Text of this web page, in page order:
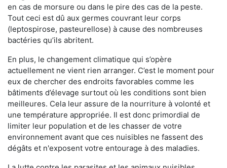
en cas de morsure ou dans le pire des cas de la peste.
Tout ceci est dû aux germes couvrant leur corps
(leptospirose, pasteurellose) à cause des nombreuses
bactéries qu’ils abritent.
En plus, le changement climatique qui s’opère
actuellement ne vient rien arranger. C’est le moment pour
eux de chercher des endroits favorables comme les
bâtiments d’élevage surtout où les conditions sont bien
meilleures. Cela leur assure de la nourriture à volonté et
une température appropriée. Il est donc primordial de
limiter leur population et de les chasser de votre
environnement avant que ces nuisibles ne fassent des
dégâts et n'exposent votre entourage à des maladies.